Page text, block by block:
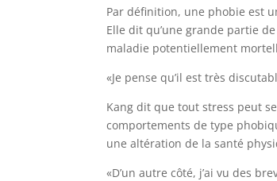
Par définition, une phobie est
Elle dit qu’une grande partie
maladie potentiellement
«Je pense qu’il est très
Kang dit que tout stress peut
comportements de type
une altération de la santé
«D’un autre côté, j’ai vu des